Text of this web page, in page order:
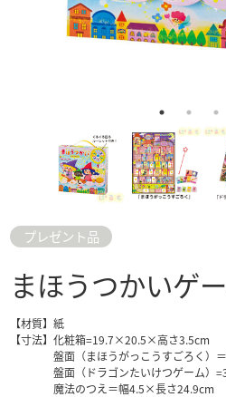
プレゼント品
まほうつかいゲ
【材質】紙
【寸法】化粧箱=19.7×20.5×高さ3.5cm
盤面（まほうがっこうすごろく）
盤面（ドラゴンたいけつゲーム）
魔法のつえ＝幅4.5×長さ24.9cm